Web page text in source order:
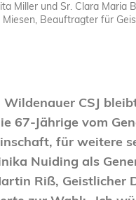
Miller und Sr. Clara
Beauftragter für
CSJ
67-Jährige vom
für weitere
Nuiding als
Riß,